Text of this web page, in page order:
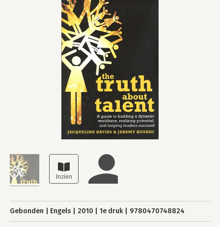
Gebonden Engels 2010 1e druk 9780470748824